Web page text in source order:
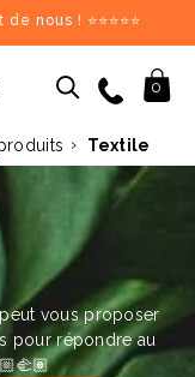
nous ! ⭐⭐⭐⭐⭐
Panier
0
de cou parapluie
› Textile
peut vous proposer
pour répondre au